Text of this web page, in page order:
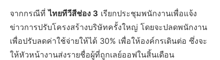
จากกรณีที่ไทยทีวีสีช่อง 3 เรียกประชุมพนักงานเพื่อแจ้ง
ข่าวการปรับโครงสร้างบริษัทครั้งใหญ่ โดยจะปลดพนักงาน
เพื่อปรับลดค่าใช้จ่ายให้ได้ 30% เพื่อให้องค์กรเดินต่อ ซึ่งจะ
ให้หัวหน้างานส่งรายชื่อผู้ที่ถูกเลย์ออฟในสิ้นเดือน